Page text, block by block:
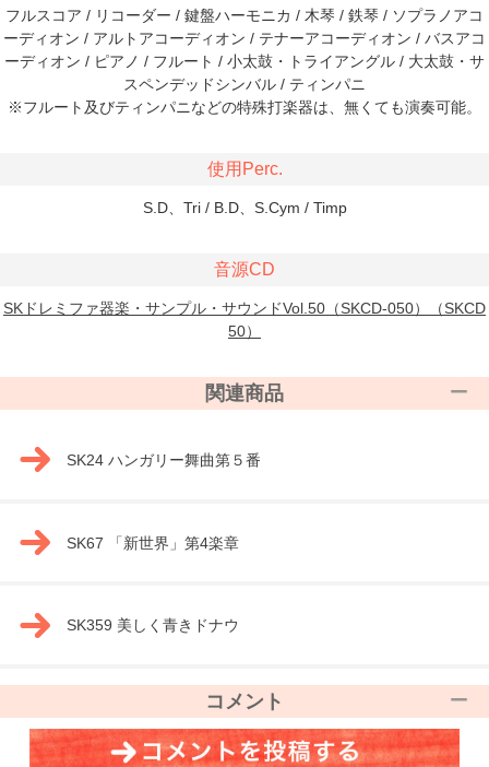
フルスコア / リコーダー / 鍵盤ハーモニカ / 木琴 / 鉄琴 / ソプラノアコ
ーディオン / アルトアコーディオン / テナーアコーディオン / バスアコ
ーディオン / ピアノ / フルート / 小太鼓・トライアングル / 大太鼓・サ
スペンデッドシンバル / ティンパニ
※フルート及びティンパニなどの特殊打楽器は、無くても演奏可能。
使用Perc.
S.D、Tri / B.D、S.Cym / Timp
音源CD
SKドレミファ器楽・サンプル・サウンドVol.50（SKCD-050）（SKCD
50）
関連商品
SK24 ハンガリー舞曲第５番
SK67 「新世界」第4楽章
SK359 美しく青きドナウ
コメント